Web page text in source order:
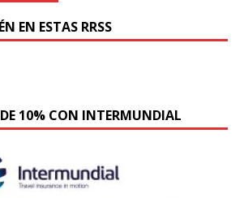
EN ESTAS RRSS
10% CON INTERMUNDIAL